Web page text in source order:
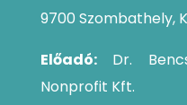
9700 Szombathely,
Előadó: Dr.
Nonprofit Kft.